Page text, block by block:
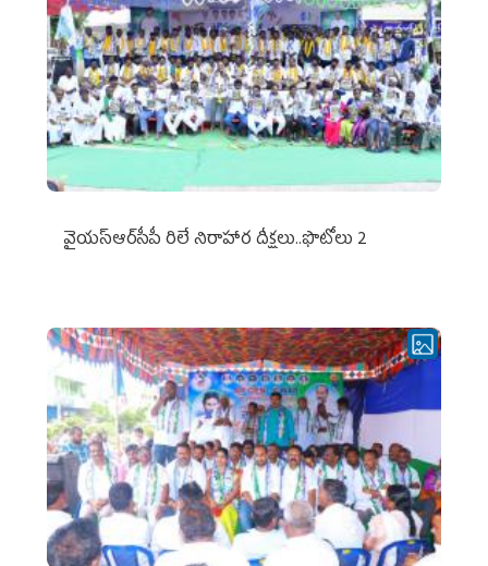
వైయ‌స్ఆర్‌సీపీ రిలే నిరాహార దీక్షలు..ఫొటోలు 2